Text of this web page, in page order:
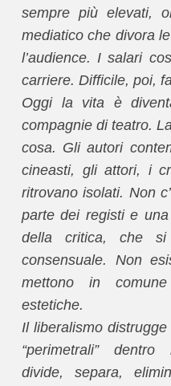
sempre più elevati,
mediatico che divora
l’audience. I salari
carriere. Difficile, poi,
Oggi la vita è
compagnie di teatro.
cosa. Gli autori
cineasti, gli attori, i
ritrovano isolati. Non
parte dei registi e
della critica, che
consensuale. Non
mettono in
estetiche.
Il liberalismo
“perimetrali”
divide, separa,